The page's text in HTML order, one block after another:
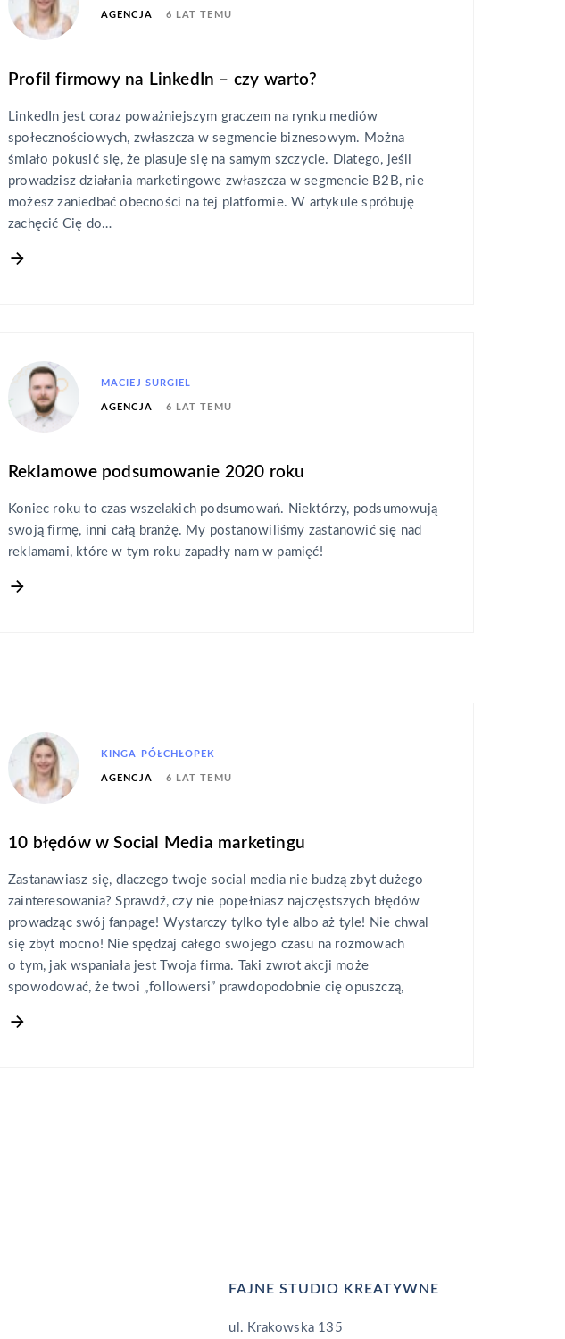
AGENCJA 6 LAT TEMU
Profil firmowy na LinkedIn – czy warto?
LinkedIn jest coraz poważniejszym graczem na rynku mediów
społecznościowych, zwłaszcza w segmencie biznesowym. Można
śmiało pokusić się, że plasuje się na samym szczycie. Dlatego, jeśli
prowadzisz działania marketingowe zwłaszcza w segmencie B2B, nie
możesz zaniedbać obecności na tej platformie. W artykule spróbuję
zachęcić Cię do…
MACIEJ SURGIEL
AGENCJA 6 LAT TEMU
Reklamowe podsumowanie 2020 roku
Koniec roku to czas wszelakich podsumowań. Niektórzy, podsumowują
swoją firmę, inni całą branżę. My postanowiliśmy zastanowić się nad
reklamami, które w tym roku zapadły nam w pamięć!
KINGA PÓŁCHŁOPEK
AGENCJA 6 LAT TEMU
10 błędów w Social Media marketingu
Zastanawiasz się, dlaczego twoje social media nie budzą zbyt dużego
zainteresowania? Sprawdź, czy nie popełniasz najczęstszych błędów
prowadząc swój fanpage! Wystarczy tylko tyle albo aż tyle! Nie chwal
się zbyt mocno! Nie spędzaj całego swojego czasu na rozmowach
o tym, jak wspaniała jest Twoja firma. Taki zwrot akcji może
spowodować, że twoi „followersi” prawdopodobnie cię opuszczą,
FAJNE STUDIO KREATYWNE
ul. Krakowska 135